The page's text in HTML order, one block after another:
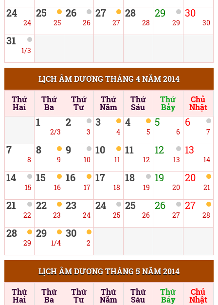
24
24
25
25
26
26
27
27
28
28
29
29
30
30
31
1/3
LỊCH ÂM DƯƠNG THÁNG 4 NĂM 2014
Thứ
Hai
Thứ
Ba
Thứ
Tư
Thứ
Năm
Thứ
Sáu
Thứ
Bảy
Chủ
Nhật
1
2/3
2
3
3
4
4
5
5
6
6
7
7
8
8
9
9
10
10
11
11
12
12
13
13
14
14
15
15
16
16
17
17
18
18
19
19
20
20
21
21
22
22
23
23
24
24
25
25
26
26
27
27
28
28
29
29
1/4
30
2
LỊCH ÂM DƯƠNG THÁNG 5 NĂM 2014
Thứ
Hai
Thứ
Ba
Thứ
Tư
Thứ
Năm
Thứ
Sáu
Thứ
Bảy
Chủ
Nhật